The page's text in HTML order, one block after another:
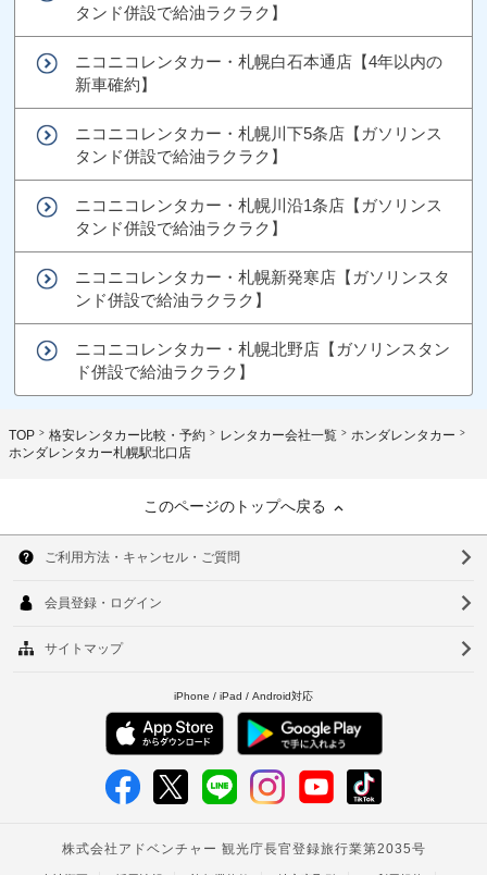
タンド併設で給油ラクラク】
ニコニコレンタカー・札幌白石本通店【4年以内の
新車確約】
ニコニコレンタカー・札幌川下5条店【ガソリンス
タンド併設で給油ラクラク】
ニコニコレンタカー・札幌川沿1条店【ガソリンス
タンド併設で給油ラクラク】
ニコニコレンタカー・札幌新発寒店【ガソリンスタ
ンド併設で給油ラクラク】
ニコニコレンタカー・札幌北野店【ガソリンスタン
ド併設で給油ラクラク】
TOP 格安レンタカー比較・予約 レンタカー会社一覧
ホンダレンタカー
ホンダレンタカー札幌駅北口店
このページのトップへ戻る